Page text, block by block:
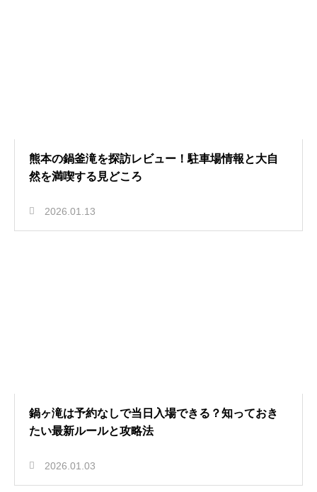
熊本の鍋釜滝を探訪レビュー！駐車場情報と大自
然を満喫する見どころ
2026.01.13
鍋ヶ滝は予約なしで当日入場できる？知っておき
たい最新ルールと攻略法
2026.01.03